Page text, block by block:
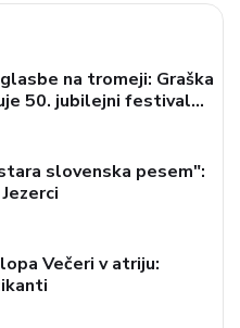
na tromeji: Graška
50. jubilejni festival
glasbe
slovenska pesem":
Večeri v atriju: